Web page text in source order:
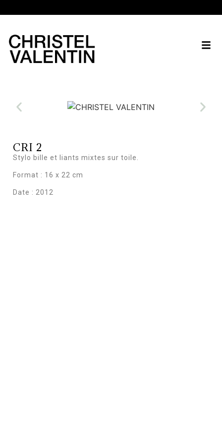
CRI 2
Stylo bille et liants mixtes sur toile.
Format : 16 x 22 cm
Date : 2012